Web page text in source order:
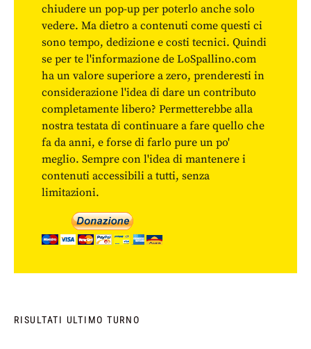
chiudere un pop-up per poterlo anche solo
vedere. Ma dietro a contenuti come questi ci
sono tempo, dedizione e costi tecnici. Quindi
se per te l'informazione de LoSpallino.com
ha un valore superiore a zero, prenderesti in
considerazione l'idea di dare un contributo
completamente libero? Permetterebbe alla
nostra testata di continuare a fare quello che
fa da anni, e forse di farlo pure un po'
meglio. Sempre con l'idea di mantenere i
contenuti accessibili a tutti, senza
limitazioni.
RISULTATI ULTIMO TURNO